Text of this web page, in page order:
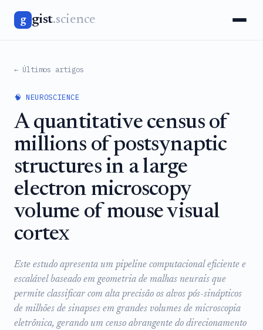
g gist.science
← Últimos artigos
🧠 NEUROSCIENCE
A quantitative census of
millions of postsynaptic
structures in a large
electron microscopy
volume of mouse visual
cortex
Este estudo apresenta um pipeline computacional eficiente e
escalável baseado em geometria de malhas neurais que
permite classificar com alta precisão os alvos pós-sinápticos
de milhões de sinapses em grandes volumes de microscopia
eletrônica, gerando um censo abrangente do direcionamento